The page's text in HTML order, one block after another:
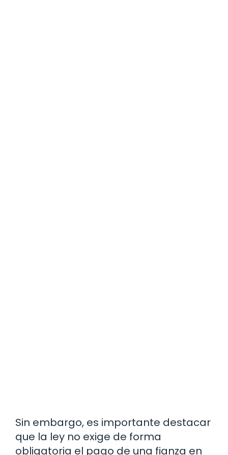
Sin embargo, es importante destacar
que la ley no exige de forma
obligatoria el pago de una fianza en